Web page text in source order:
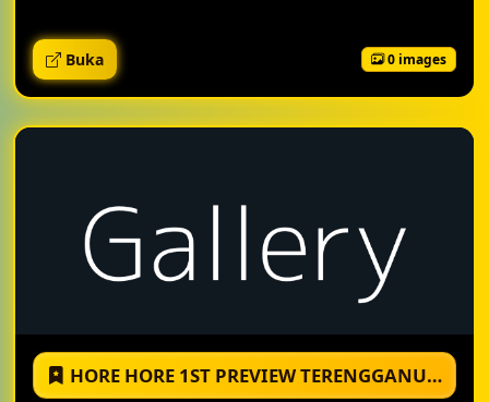
Buka 0 images
HORE HORE 1ST PREVIEW TERENGGANU-11JAN 2026